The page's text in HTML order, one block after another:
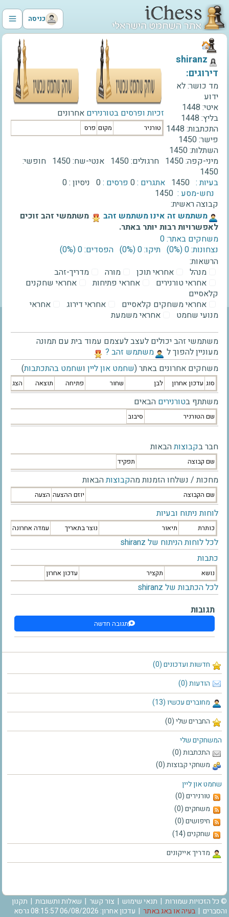
כניסה
חדשות ועדכונים (0)
הודעות (0)
מחוברים עכשיו (13)
החברים שלי (0)
המשחקים שלי
התכתבות (0)
משחקי קבוצות (0)
שחמט און ליין
טורנירים (0)
משחקים (0)
חיפושים (0)
שחקנים (14)
מדריך אייקונים
זכיות ופרסים בטורנירים אחרונים
טורניר מקום פרס
‫shiranz‬
דירוגים:
מד כושר:לא
ידוע
איטי: 1448
בליץ: 1448
התכתבות: 1448
פישר:1450
השתלות:1450
מיני-קפה:1450 חרגולים:1450 אנטי-שח:1450 חופשי:
1450
בעיות : 1450 אתגרים :0 פרסים :0 ניסיון :0
נחש-מסע : 1450
קבוצה ראשית:
‫משתמש זה אינו משתמש זהב‬
משתמשי זהב זוכים
לאפשרויות רבות יותר באתר.
משחקים באתר: 0
נצחונות: 0 ‫(0%)‬
תיקו: 0 ‫(0%)‬
הפסדים: 0 ‫(0%)‬
הרשאות:
מנהל
אחראי תוכן מורה
מדריך-זהב
אחראי טורנירים
אחראי פתיחות
אחראי שחקנים
קלאסיים
אחראי משחקים קלאסיים
אחראי דירוג
אחראי
מנועי שחמט
אחראי משמעת
משתמשי זהב יכולים לעצב לעצמם עמוד בית עם תמונה
מעוניין להפוך ל
‫משתמש זהב ?‬
משחקים אחרונים באתר (שחמט און ליין ושחמט בהתכתבות)
סוג עדכון אחרון לבן שחור פתיחה תוצאה הצג
משתתף בטורנירים הבאים
שם הטורניר סיבוב
חבר בקבוצותהבאות
שם קבוצה תפקיד
מחכות / נשלחו הזמנות מהקבוצותהבאות
שם הקבוצה יוזם ההצעה הצעה
לוחות ניתוח ובעיות
כותרת תיאור נוצר בתאריך עמדה אחרונה
לכל לוחות הניתוח של shiranz
כתבות
נושא תקציר עדכון אחרון
לכל הכתבות של shiranz
תגובות
תגובה חדשה
© כל הזכויות שמורות | תנאי שימוש | צור קשר | שאלות ותשובות | תקנון
והסברים | בעיה או באג באתר
| עדכון אחרון: 06/08/2026 08:15:57 גרסא